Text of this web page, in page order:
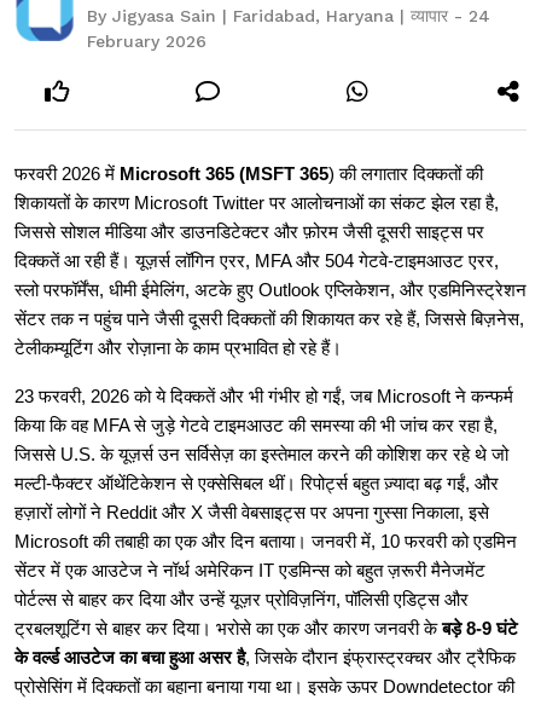
By Jigyasa Sain | Faridabad, Haryana | व्यापार - 24
February 2026
फरवरी 2026 में Microsoft 365 (MSFT 365) की लगातार दिक्कतों की
शिकायतों के कारण Microsoft Twitter पर आलोचनाओं का संकट झेल रहा है,
जिससे सोशल मीडिया और डाउनडिटेक्टर और फ़ोरम जैसी दूसरी साइट्स पर
दिक्कतें आ रही हैं। यूज़र्स लॉगिन एरर, MFA और 504 गेटवे-टाइमआउट एरर,
स्लो परफॉर्मेंस, धीमी ईमेलिंग, अटके हुए Outlook एप्लिकेशन, और एडमिनिस्ट्रेशन
सेंटर तक न पहुंच पाने जैसी दूसरी दिक्कतों की शिकायत कर रहे हैं, जिससे बिज़नेस,
टेलीकम्यूटिंग और रोज़ाना के काम प्रभावित हो रहे हैं।
23 फरवरी, 2026 को ये दिक्कतें और भी गंभीर हो गईं, जब Microsoft ने कन्फर्म
किया कि वह MFA से जुड़े गेटवे टाइमआउट की समस्या की भी जांच कर रहा है,
जिससे U.S. के यूज़र्स उन सर्विसेज़ का इस्तेमाल करने की कोशिश कर रहे थे जो
मल्टी-फैक्टर ऑथेंटिकेशन से एक्सेसिबल थीं। रिपोर्ट्स बहुत ज़्यादा बढ़ गईं, और
हज़ारों लोगों ने Reddit और X जैसी वेबसाइट्स पर अपना गुस्सा निकाला, इसे
Microsoft की तबाही का एक और दिन बताया। जनवरी में, 10 फरवरी को एडमिन
सेंटर में एक आउटेज ने नॉर्थ अमेरिकन IT एडमिन्स को बहुत ज़रूरी मैनेजमेंट
पोर्टल्स से बाहर कर दिया और उन्हें यूज़र प्रोविज़निंग, पॉलिसी एडिट्स और
ट्रबलशूटिंग से बाहर कर दिया। भरोसे का एक और कारण जनवरी केबड़े 8-9 घंटे
के वर्ल्ड आउटेज का बचा हुआ असर है, जिसके दौरान इंफ्रास्ट्रक्चर और ट्रैफिक
प्रोसेसिंग में दिक्कतों का बहाना बनाया गया था। इसके ऊपर Downdetector की